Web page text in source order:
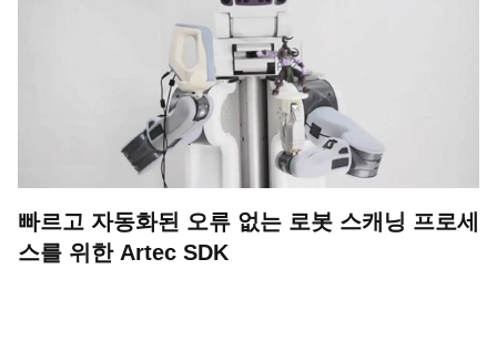
빠르고 자동화된 오류 없는 로봇 스캐닝 프로세
스를 위한 Artec SDK